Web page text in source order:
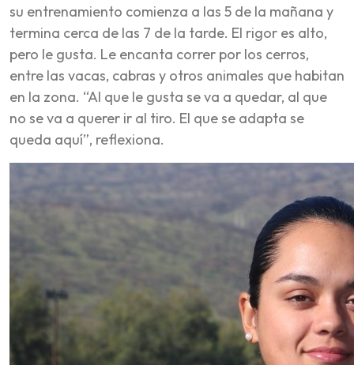
su entrenamiento comienza a las 5 de la mañana y
termina cerca de las 7 de la tarde. El rigor es alto,
pero le gusta. Le encanta correr por los cerros,
entre las vacas, cabras y otros animales que habitan
en la zona. “Al que le gusta se va a quedar, al que
no se va a querer ir al tiro. El que se adapta se
queda aquí”, reflexiona.